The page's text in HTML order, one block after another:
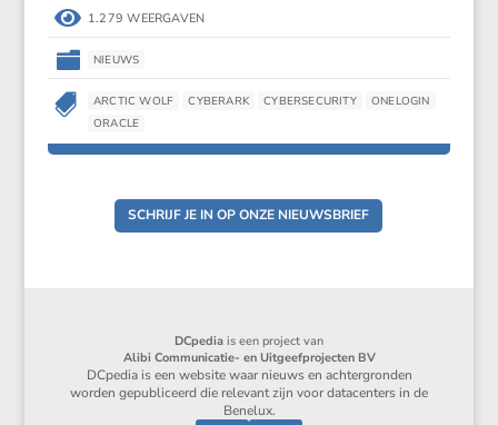
 1.279 WEERGAVEN
 NIEUWS
 ARCTIC WOLF CYBERARK CYBERSECURITY
ONELOGIN
ORACLE
SCHRIJF JE IN OP ONZE NIEUWSBRIEF
DCpedia is een project van
Alibi Communicatie- en Uitgeefprojecten BV
DCpedia is een website waar nieuws en achtergronden
worden gepubliceerd die relevant zijn voor datacenters in de
Benelux.